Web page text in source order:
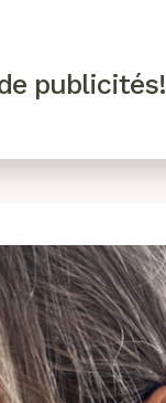
publicités!